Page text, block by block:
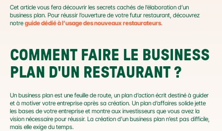
Cet article vous fera découvrir les secrets cachés de l’élaboration d’un
business plan. Pour réussir l’ouverture de votre futur restaurant, découvrez
notre guide dédié à l’usage des nouveaux restaurateurs.
COMMENT FAIRE LE BUSINESS
PLAN D'UN RESTAURANT ?
Un business plan est une feuille de route, un plan d’action écrit destiné à guider
et à motiver votre entreprise après sa création. Un plan d’affaires solide jette
les bases de votre entreprise et montre aux investisseurs que vous avez la
vision nécessaire pour réussir. La création d’un business plan n’est pas difficile,
mais elle exige du temps.